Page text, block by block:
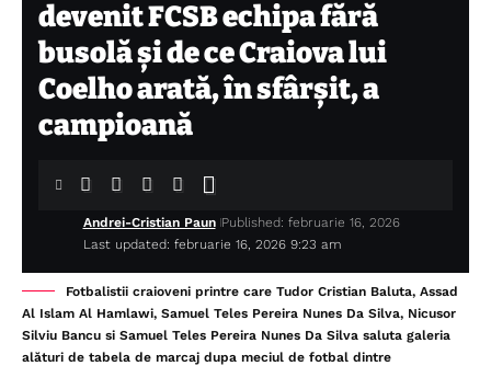
devenit FCSB echipa fără
busolă și de ce Craiova lui
Coelho arată, în sfârșit, a
campioană
Last updated: februarie 16, 2026 9:23 am
Andrei-Cristian Paun Published: februarie 16, 2026
Fotbalistii craioveni printre care Tudor Cristian Baluta, Assad
Al Islam Al Hamlawi, Samuel Teles Pereira Nunes Da Silva, Nicusor
Silviu Bancu si Samuel Teles Pereira Nunes Da Silva saluta galeria
alături de tabela de marcaj dupa meciul de fotbal dintre